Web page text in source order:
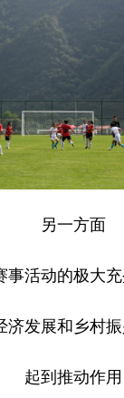
另一方面
事活动的极大
济发展和乡村
起到推动作用